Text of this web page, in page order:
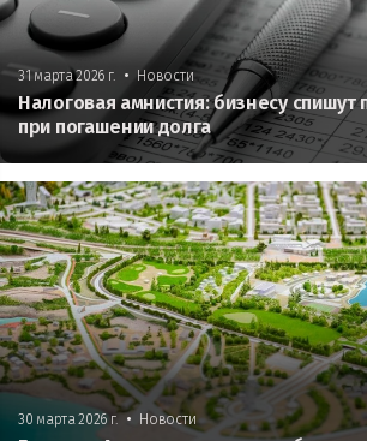
31 марта 2026 г. • Новости
Налоговая амнистия: бизнесу
при погашении долга
30 марта 2026 г. • Новости